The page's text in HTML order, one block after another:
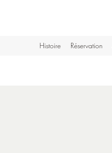
Histoire Réservation